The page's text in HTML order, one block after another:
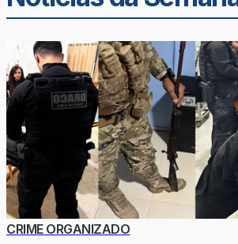
CRIME ORGANIZADO